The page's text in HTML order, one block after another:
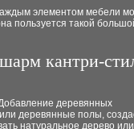
элементом мебели
пользуется такой
кантри-
деревянных
деревянные полы,
натуральное дерево или